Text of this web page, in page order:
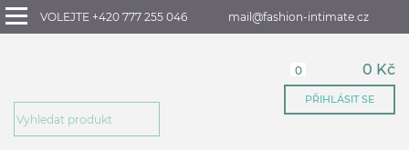
VOLEJTE +420 777 255 046 mail@fashion-intimate.cz
0 0 Kč
PŘIHLÁSIT SE